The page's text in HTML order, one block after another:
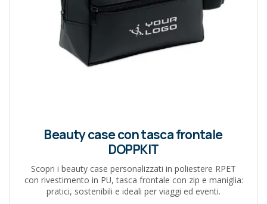
Beauty case con tasca frontale
DOPPKIT
Scopri i beauty case personalizzati in poliestere RPET
con rivestimento in PU, tasca frontale con zip e maniglia:
pratici, sostenibili e ideali per viaggi ed eventi.